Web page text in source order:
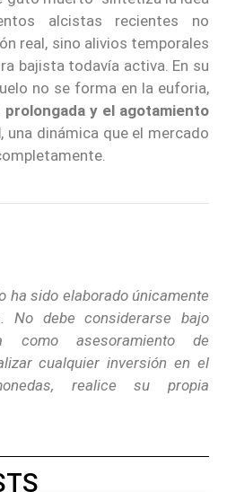
alcistas recientes no
real, sino alivios temporales
bajista todavía activa. En su
no se forma en la euforia,
y el agotamiento
, una dinámica que el mercado
ha sido elaborado únicamente
No debe considerarse bajo
como asesoramiento de
cualquier inversión en el
realice su propia